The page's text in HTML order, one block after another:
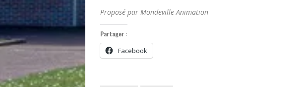
Proposé par Mondeville Animation
Partager :
Facebook